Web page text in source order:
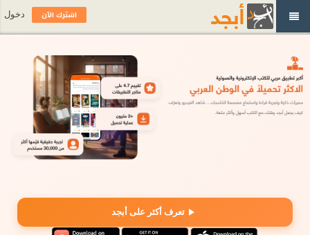
تعرف أكثر على أبجد
اشترك الآن دخول